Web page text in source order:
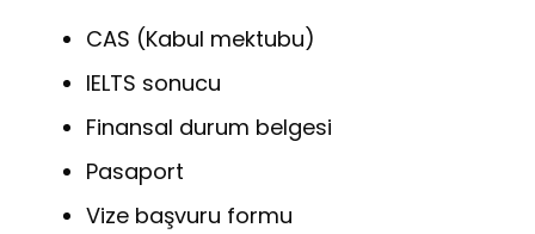
CAS (Kabul mektubu)
IELTS sonucu
Finansal durum belgesi
Pasaport
Vize başvuru formu